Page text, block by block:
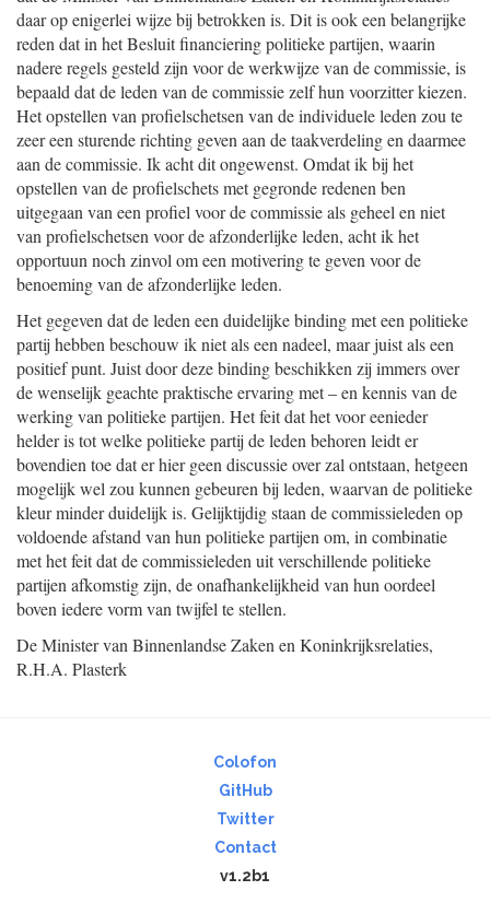
daar op enigerlei wijze bij betrokken is. Dit is ook een belangrijke
reden dat in het Besluit financiering politieke partijen, waarin
nadere regels gesteld zijn voor de werkwijze van de commissie, is
bepaald dat de leden van de commissie zelf hun voorzitter kiezen.
Het opstellen van profielschetsen van de individuele leden zou te
zeer een sturende richting geven aan de taakverdeling en daarmee
aan de commissie. Ik acht dit ongewenst. Omdat ik bij het
opstellen van de profielschets met gegronde redenen ben
uitgegaan van een profiel voor de commissie als geheel en niet
van profielschetsen voor de afzonderlijke leden, acht ik het
opportuun noch zinvol om een motivering te geven voor de
benoeming van de afzonderlijke leden.
Het gegeven dat de leden een duidelijke binding met een politieke
partij hebben beschouw ik niet als een nadeel, maar juist als een
positief punt. Juist door deze binding beschikken zij immers over
de wenselijk geachte praktische ervaring met – en kennis van de
werking van politieke partijen. Het feit dat het voor eenieder
helder is tot welke politieke partij de leden behoren leidt er
bovendien toe dat er hier geen discussie over zal ontstaan, hetgeen
mogelijk wel zou kunnen gebeuren bij leden, waarvan de politieke
kleur minder duidelijk is. Gelijktijdig staan de commissieleden op
voldoende afstand van hun politieke partijen om, in combinatie
met het feit dat de commissieleden uit verschillende politieke
partijen afkomstig zijn, de onafhankelijkheid van hun oordeel
boven iedere vorm van twijfel te stellen.
De Minister van Binnenlandse Zaken en Koninkrijksrelaties,
R.H.A. Plasterk
Colofon
GitHub
Twitter
Contact
v1.2b1